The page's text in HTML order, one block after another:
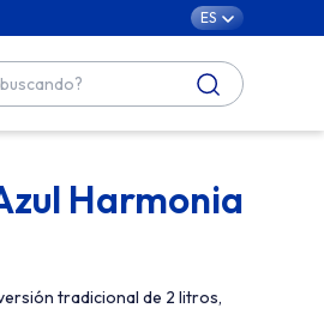
para cuidar de tu familia con
ES
Harmonia
tradicional de 2 litros,